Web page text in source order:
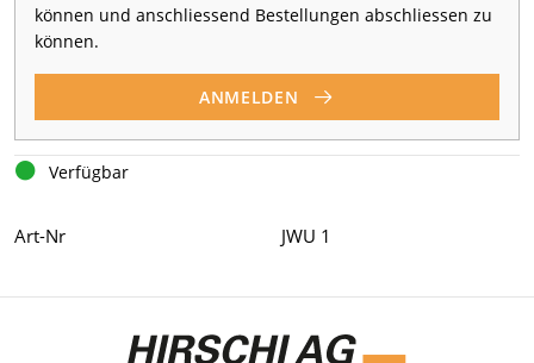
können und anschliessend Bestellungen abschliessen zu
können.
ANMELDEN
Verfügbar
Art-Nr JWU 1